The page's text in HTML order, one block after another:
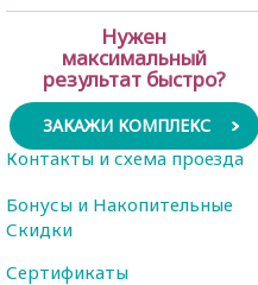
Нужен
максимальный
результат быстро?
ЗАКАЖИ КОМПЛЕКС
Контакты и схема проезда
Бонусы и Накопительные
Скидки
Сертификаты